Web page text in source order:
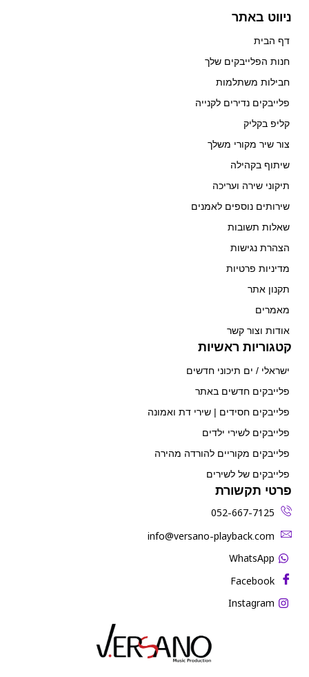
ניווט באתר
דף הבית
חנות הפלייבקים שלך
חבילות משתלמות
פלייבקים נדירים לקנייה
קליפ בקליק
צור שיר מקורי משלך
שיתוף בקהילה
תיקוני שירה ועריכה
שירותים נוספים לאמנים
שאלות תשובות
הצהרת נגישות
מדיניות פרטיות
תקנון אתר
מאמרים
אודות וצור קשר
קטגוריות ראשיות
ישראלי / ים תיכוני חדשים
פלייבקים חדשים באתר
פלייבקים חסידים | שירי דת ואמונה
פלייבקים לשירי ילדים
פלייבקים מקוריים להורדה מהירה
פלייבקים של לשירים
פרטי תקשורת
052-667-7125
‫info@versano-playback.com‬
WhatsApp
Facebook
Instagram